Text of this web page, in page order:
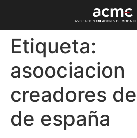
Etiqueta:
asoociacion
creadores
de españa